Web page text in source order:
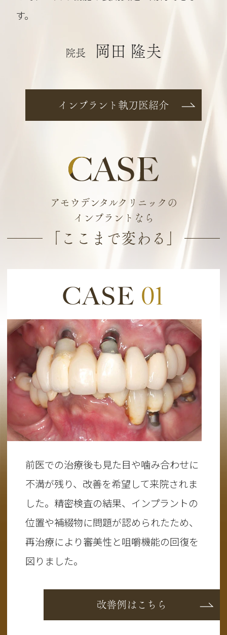
す。
院長 岡田 隆夫
インプラント執刀医紹介
アモウデンタルクリニックの
インプラントなら
「ここまで変わる」
CASE 01
前医での治療後も見た目や噛み合わせに
不満が残り、改善を希望して来院されま
した。精密検査の結果、インプラントの
位置や補綴物に問題が認められたため、
再治療により審美性と咀嚼機能の回復を
図りました。
改善例はこちら